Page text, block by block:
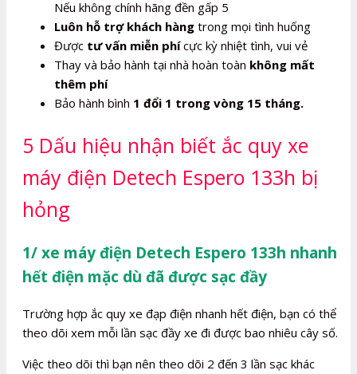
Nếu không chính hãng đền gấp 5
Luôn hỗ trợ khách hàng trong mọi tình huống
Được tư vấn miễn phícực kỳ nhiệt tình, vui vẻ
Thay và bảo hành tại nhà hoàn toàn không mất
thêm phí
Bảo hành bình 1 đổi 1 trong vòng 15 tháng.
5 Dấu hiệu nhận biết ắc quy xe
máy điện Detech Espero 133h bị
hỏng
1/ xe máy điện Detech Espero 133h nhanh
hết điện mặc dù đã được sạc đầy
Trường hợp ắc quy xe đạp điện nhanh hết điện, bạn có thể
theo dõi xem mỗi lần sạc đầy xe đi được bao nhiêu cây số.
Việc theo dõi thì bạn nên theo dõi 2 đến 3 lần sạc khác